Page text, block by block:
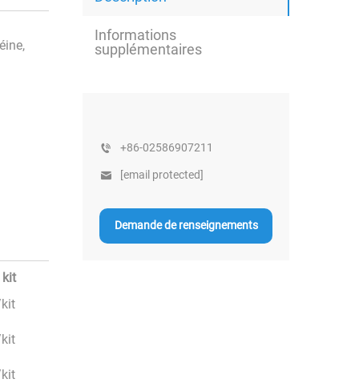
Informations
supplémentaires
+86-02586907211
[email protected]
Demande de renseignements
kit